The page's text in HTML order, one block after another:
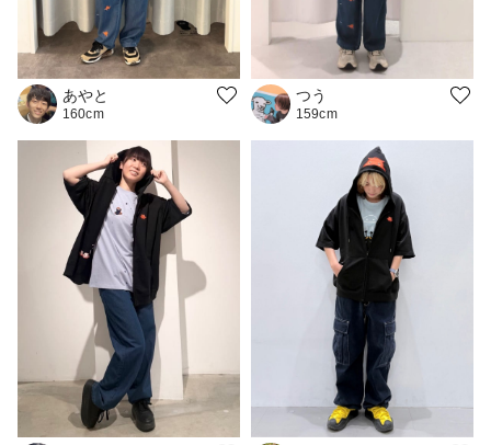
あやと
160cm
つう
159cm